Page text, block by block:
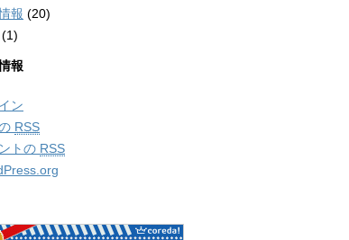
報 (20)
(1)
報
ン
RSS
トの RSS